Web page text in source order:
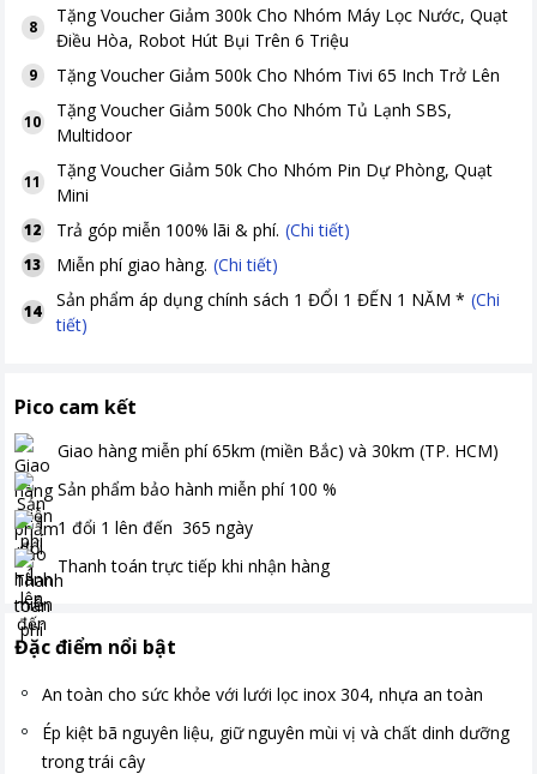
8
TặngVoucher Giảm 300k Cho Nhóm Máy Lọc Nước, Quạt
Điều Hòa, Robot Hút Bụi Trên 6 Triệu
9 TặngVoucher Giảm 500k Cho Nhóm Tivi 65 Inch Trở Lên
10
TặngVoucher Giảm 500k Cho Nhóm Tủ Lạnh SBS,
Multidoor
11
TặngVoucher Giảm 50k Cho Nhóm Pin Dự Phòng, Quạt
Mini
12 Trả góp miễn 100% lãi & phí. (Chi tiết)
13 Miễn phí giao hàng. (Chi tiết)
14
Sản phẩm áp dụng chính sách 1 ĐỔI 1 ĐẾN 1 NĂM * (Chi
tiết)
Pico cam kết
Giao hàng miễn phí 65km (miền Bắc) và 30km (TP. HCM)
Sản phẩm bảo hành miễn phí 100 %
1 đổi 1 lên đến 365 ngày
Thanh toán trực tiếp khi nhận hàng
Đặc điểm nổi bật
An toàn cho sức khỏe với lưới lọc inox 304, nhựa an toàn
Ép kiệt bã nguyên liệu, giữ nguyên mùi vị và chất dinh dưỡng
trong trái cây